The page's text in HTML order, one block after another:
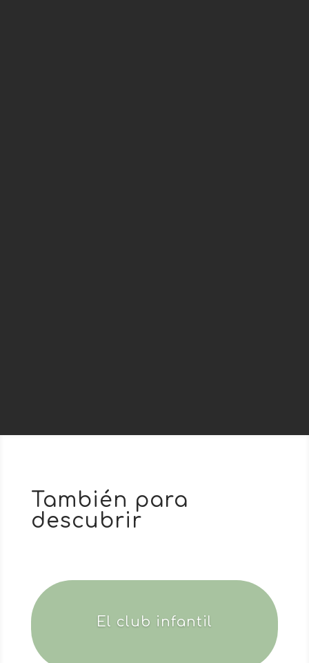
También para
descubrir
El club infantil